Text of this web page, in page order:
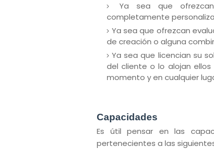
Ya sea que ofrezcan
completamente
Ya sea que ofrezcan
de creación o alguna
Ya sea que licencian su
del cliente o lo alojan
momento y en cualquier
Capacidades
Es útil pensar en las
pertenecientes a las